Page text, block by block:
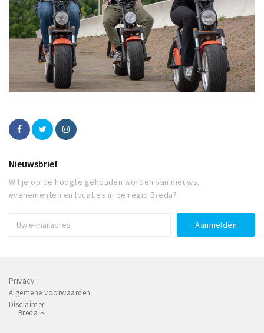
Nieuwsbrief
Wil je op de hoogte gehouden worden van nieuws,
evenementen en locaties in de regio Breda?
Privacy
Algemene voorwaarden
Disclaimer
Breda